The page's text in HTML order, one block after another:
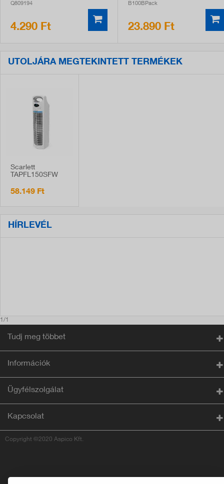
Q809194
4.290 Ft
B100BPack
23.890 Ft
UTOLJÁRA MEGTEKINTETT TERMÉKEK
Scarlett
TAPFL150SFW
készülék, UV
58.149 Ft
HÍRLEVÉL
1/1
Tudj meg többet
Információk
Ügyfélszolgálat
Kapcsolat
Copyright ©2020 Aspico Kft.